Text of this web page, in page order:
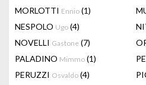
MORLOTTI Ennio (1)
NESPOLO Ugo (4)
NOVELLI Gastone (7)
PALADINO Mimmo (1)
PERUZZI Osvaldo (4)